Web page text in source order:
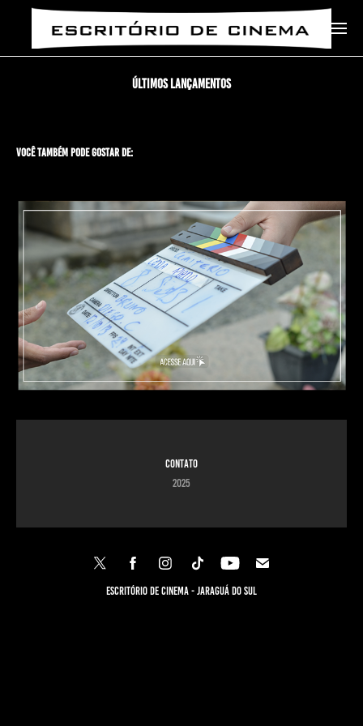
Últimos Lançamentos
Você também pode gostar de:
Contato
2025
Escritório de Cinema - Jaraguá do Sul